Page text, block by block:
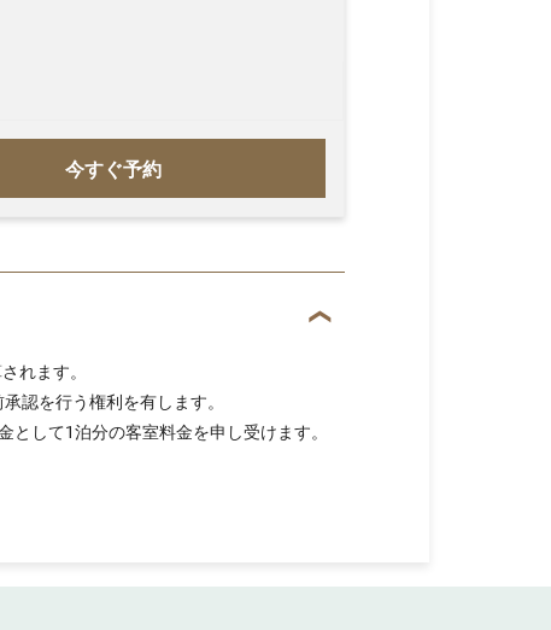
今すぐ予約
れます。
認を行う権利を有します。
して1泊分の客室料金を申し受けます。